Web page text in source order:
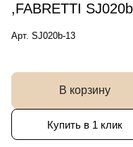
,FABRETTI
Арт. SJ020b-13
В корзину
Купить в 1 клик